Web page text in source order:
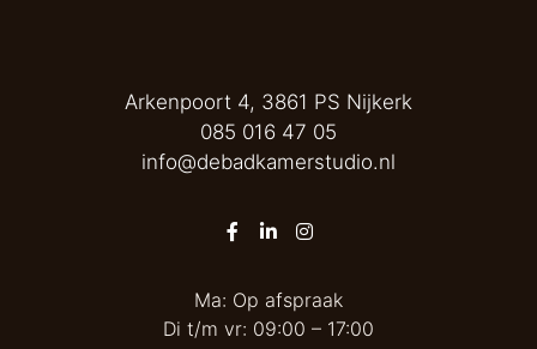
Arkenpoort 4, 3861 PS Nijkerk
085 016 47 05
info@debadkamerstudio.nl
Ma: Op afspraak
Di t/m vr: 09:00 – 17:00